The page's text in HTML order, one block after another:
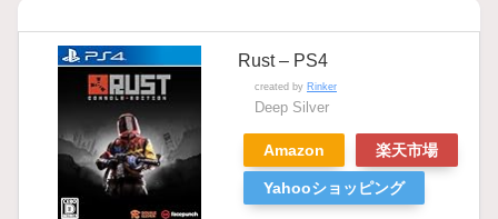
Rust – PS4
created by Rinker
Deep Silver
Amazon 楽天市場
Yahooショッピング